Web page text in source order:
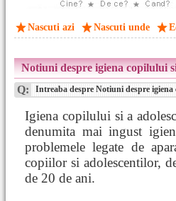
Nascuti azi Nascuti unde
Notiuni despre igiena copilului
Q: Intreaba despre Notiuni despre igiena
Igiena copilului si a
denumita mai ingust
problemele legate de
copiilor si adolescentilor,
de 20 de ani.